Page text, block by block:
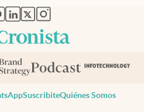
en nueva pestaña
abre en nueva pestaña
abre en nueva pestaña
abre en nueva pestaña
abre en nueva pestaña
SuscribiteQuiénes Somos